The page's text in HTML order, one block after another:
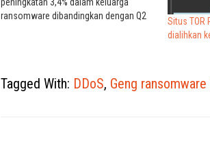
ransomware dibandingkan dengan Q2
ransomware menjadi 278. Itu
Situs TOR
dialihkan
Tagged With: DDoS, Geng ransomware